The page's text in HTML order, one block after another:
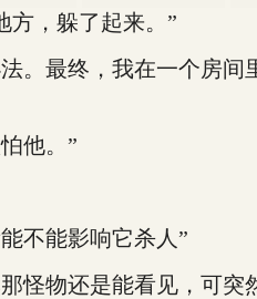
，躲了起来。”
最终，我在一个房间
他。”
不能影响它杀人”
物还是能看见，可突